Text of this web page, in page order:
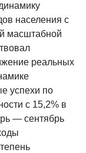
населения с
масштабной
реальных
успехи по
с 15,2% в
— сентябрь